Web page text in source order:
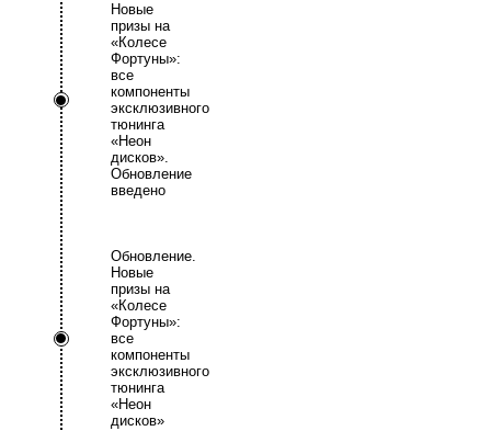
Новые
призы на
«Колесе
Фортуны»:
все
компоненты
эксклюзивного
тюнинга
«Неон
дисков».
Обновление
введено
Обновление.
Новые
призы на
«Колесе
Фортуны»:
все
компоненты
эксклюзивного
тюнинга
«Неон
дисков»